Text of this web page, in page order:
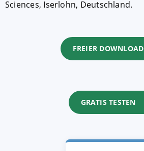
Sciences, Iserlohn, Deutschland.
FREIER DOWNLOAD
GRATIS TESTEN